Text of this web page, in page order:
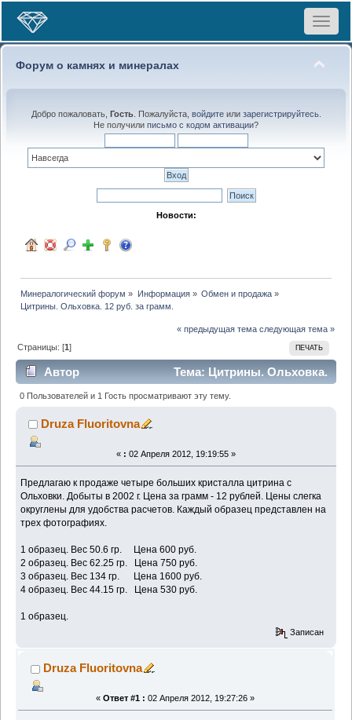
Toggle
Форум о камнях и минералах
Добро пожаловать, Гость. Пожалуйста, войдитеили зарегистрируйтесь.
Не получили письмо с кодом активации?
Новости:
Минералогический форум » Информация» Обмен и продажа»
Цитрины. Ольховка. 12 руб. за грамм.
« предыдущая тема следующая тема »
ПЕЧАТЬ
Страницы: [1]
Автор
Тема: Цитрины. Ольховка.
12 руб. за грамм. (Прочитано 1954 раз)
0 Пользователей и 1 Гость просматривают эту тему.
Druza Fluoritovna
« : 02 Апреля 2012, 19:19:55 »
Предлагаю к продаже четыре больших кристалла цитрина с
Ольховки. Добыты в 2002 г. Цена за грамм - 12 рублей. Цены слегка
округлены для удобства расчетов. Каждый образец представлен на
трех фотографиях.
1 образец. Вес 50.6 гр. Цена 600 руб.
2 образец. Вес 62.25 гр. Цена 750 руб.
3 образец. Вес 134 гр. Цена 1600 руб.
4 образец. Вес 44.15 гр. Цена 530 руб.
1 образец.
Записан
Druza Fluoritovna
« Ответ #1 : 02 Апреля 2012, 19:27:26 »